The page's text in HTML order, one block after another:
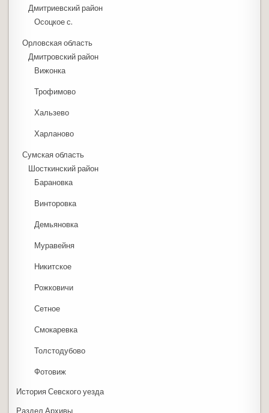
Дмитриевский район
Осоцкое с.
Орловская область
Дмитровский район
Вижонка
Трофимово
Хальзево
Харланово
Сумская область
Шосткинский район
Барановка
Винторовка
Демьяновка
Муравейня
Никитское
Рожковичи
Сетное
Смокаревка
Толстодубово
Фотовиж
История Севского уезда
Раздел Архивы